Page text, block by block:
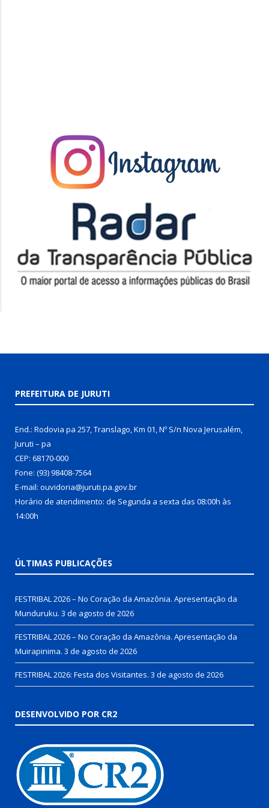
PREFEITURA DE JURUTI
End.: Rodovia pa 257, Translago, Km 01, Nº S/n Nova Jerusalém,
Juruti – pa
CEP: 68170-000
Fone: (93) 98408-7564
E-mail: ouvidoria@juruti.pa.gov.br
Horário de atendimento: de Segunda a sexta das 08:00h às
14:00h
ÚLTIMAS PUBLICAÇÕES
FESTRIBAL 2026 – No Coração da Amazônia. Apresentação da
Munduruku. 3 de agosto de 2026
FESTRIBAL 2026 – No Coração da Amazônia. Apresentação da
Muirapinima. 3 de agosto de 2026
FESTRIBAL 2026: Festa dos Visitantes. 3 de agosto de 2026
DESENVOLVIDO POR CR2